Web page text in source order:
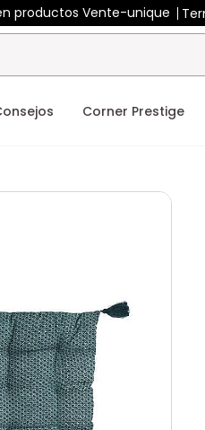
productos Vente-unique
Corner Prestige